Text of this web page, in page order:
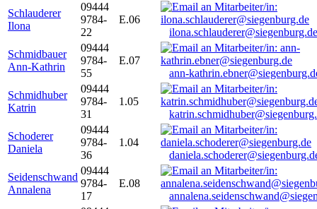
Schlauderer
Ilona
09444
9784-
22
E.06
ilona.schlauderer@siegenburg.de
Schmidbauer
Ann-Kathrin
09444
9784-
55
E.07
ann-
Schmidhuber
Katrin
09444
9784-
31
1.05
Schoderer
Daniela
09444
9784-
36
1.04
Seidenschwand
Annalena
09444
9784-
17
E.08